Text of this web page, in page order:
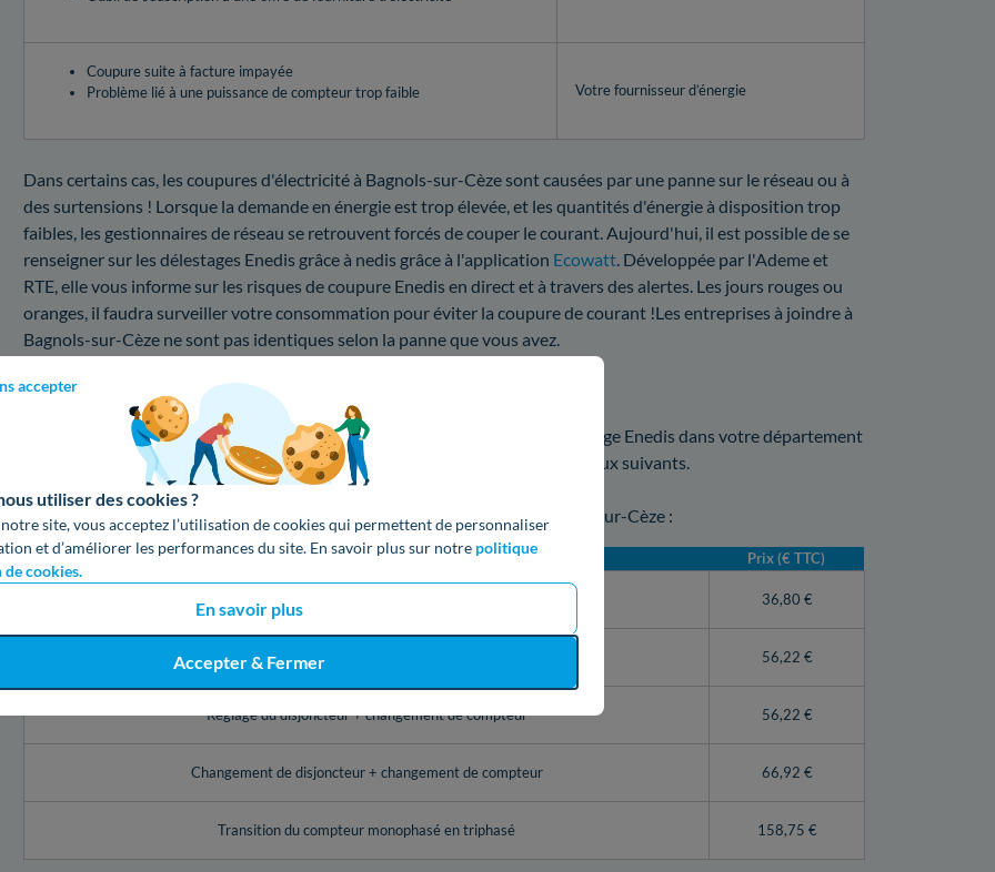
accepter
utiliser des cookies ?
site, vous acceptez l’utilisation de cookies qui permettent de personnaliser
et d’améliorer les performances du site. En savoir plus sur notre politique
cookies.
En savoir plus
Accepter & Fermer
Coupure suite à facture impayée
Problème lié à une puissance de compteur trop faible
Votre fournisseur d’énergie
Dans certains cas, les coupures d'électricité à Bagnols-sur-Cèze sont causées par une panne sur le réseau ou à
des surtensions ! Lorsque la demande en énergie est trop élevée, et les quantités d'énergie à disposition trop
faibles, les gestionnaires de réseau se retrouvent forcés de couper le courant. Aujourd'hui, il est possible de se
renseigner sur les délestages Enedis grâce à nedis grâce à l'application Ecowatt. Développée par l'Ademe et
RTE, elle vous informe sur les risques de coupure Enedis en direct et à travers des alertes. Les jours rouges ou
oranges, il faudra surveiller votre consommation pour éviter la coupure de courant !Les entreprises à joindre à
Bagnols-sur-Cèze ne sont pas identiques selon la panne que vous avez.
Quel est le coût d'une intervention au sein du 30200 ?
Vous voulez vous renseigner dans un premier temps sur le prix d'un dépannage Enedis dans votre département
à savoir dans le Gard ? Voici un récapitulatif des prix d'Enedis dans les tableaux suivants.
Modifier la puissance du compteur
Les prix Enedis pour tout changement de puissance du compteur à Bagnols-sur-Cèze :
Service Enedis à Bagnols-sur-Cèze (30) Prix (€ TTC)
Réglage de l’appareil de contrôle (disjoncteur, compteur Linky) 36,80 €
Changement du disjoncteur 56,22 €
Réglage du disjoncteur + changement de compteur 56,22 €
Changement de disjoncteur + changement de compteur 66,92 €
Transition du compteur monophasé en triphasé 158,75 €